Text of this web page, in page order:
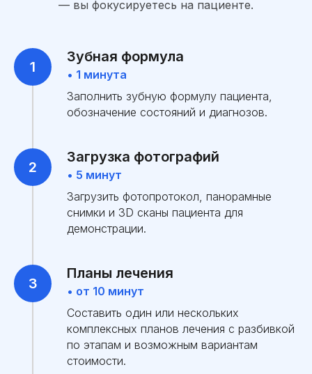
— вы фокусируетесь на пациенте.
Зубная формула
• 1 минута
Заполнить зубную формулу пациента,
обозначение состояний и диагнозов.
Загрузка фотографий
• 5 минут
Загрузить фотопротокол, панорамные
снимки и 3D сканы пациента для
демонстрации.
Планы лечения
• от 10 минут
Составить один или нескольких
комплексных планов лечения с разбивкой
по этапам и возможным вариантам
стоимости.